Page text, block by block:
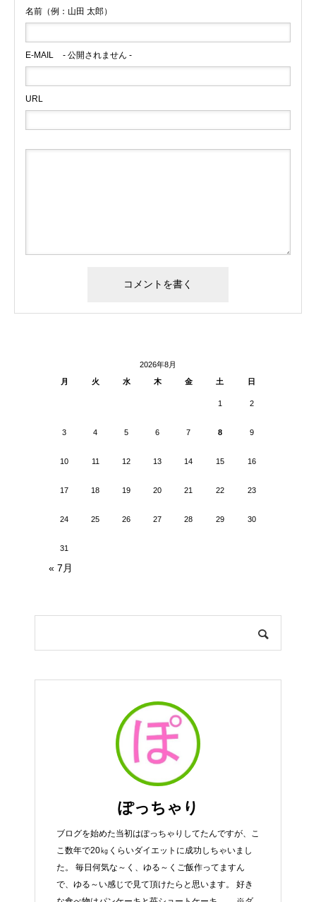
名前（例：山田 太郎）
E-MAIL - 公開されません -
URL
2026年8月
月
火 水 木 金 土 日
1 2
3 4 5 6 7 8 9
10 11 12 13 14 15 16
17 18 19 20 21 22 23
24 25 26 27 28 29 30
31
« 7月
ぽっちゃり
ブログを始めた当初はぽっちゃりしてたんですが、こ
こ数年で20㎏くらいダイエットに成功しちゃいまし
た。 毎日何気な～く、ゆる～くご飯作ってますん
で、ゆる～い感じで見て頂けたらと思います。 好き